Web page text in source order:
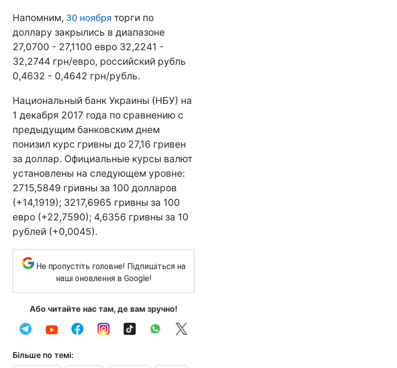
Напомним, 30 ноября торги по
доллару закрылись в диапазоне
27,0700 - 27,1100 евро 32,2241 -
32,2744 грн/евро, российский рубль
0,4632 - 0,4642 грн/рубль.
Национальный банк Украины (НБУ) на
1 декабря 2017 года по сравнению с
предыдущим банковским днем
понизил курс гривны до 27,16 гривен
за доллар. Официальные курсы валют
установлены на следующем уровне:
2715,5849 гривны за 100 долларов
(+14,1919); 3217,6965 гривны за 100
евро (+22,7590); 4,6356 гривны за 10
рублей (+0,0045).
Не пропустіть головне! Підпишіться на
наші оновлення в Google!
Або читайте нас там, де вам зручно!
Більше по темі: